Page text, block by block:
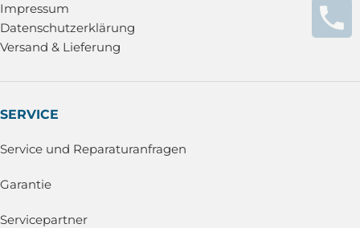
Impressum
Datenschutzerklärung
Versand & Lieferung
SERVICE
Service und Reparaturanfragen
Garantie
Servicepartner